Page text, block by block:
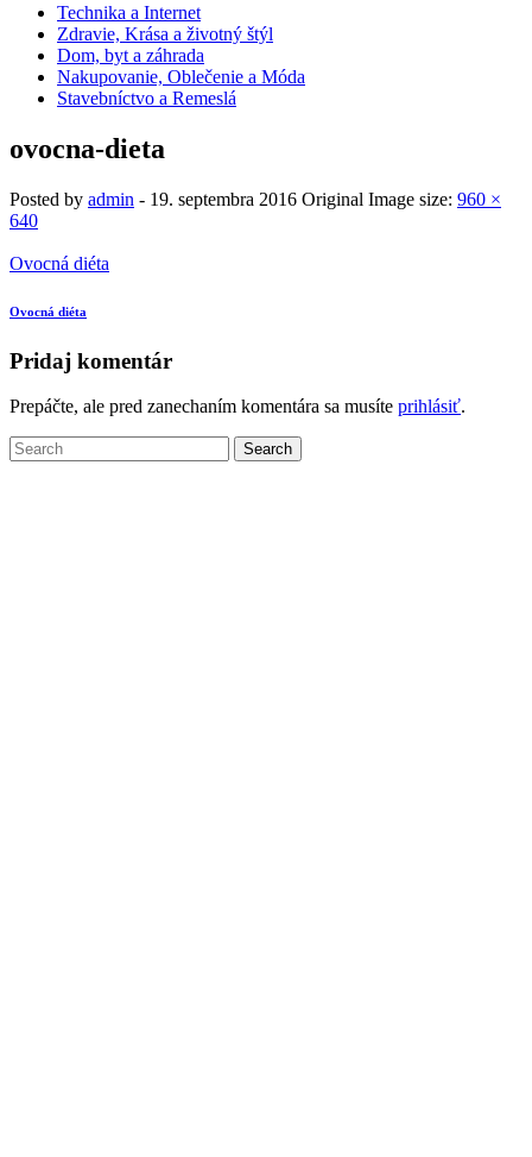
Technika a Internet
Zdravie, Krása a životný štýl
Dom, byt a záhrada
Nakupovanie, Oblečenie a Móda
Stavebníctvo a Remeslá
ovocna-dieta
Posted by admin - 19. septembra 2016 Original Image size: 960 ×
640
Ovocná diéta
Ovocná diéta
Pridaj komentár
Prepáčte, ale pred zanechaním komentára sa musíte prihlásiť.